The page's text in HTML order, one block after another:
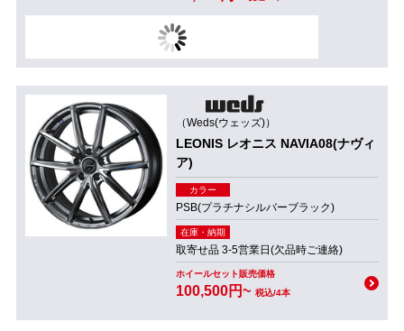
（Weds(ウェッズ)）
LEONIS レオニス NAVIA08(ナヴィ
ア)
カラー
PSB(プラチナシルバーブラック)
在庫・納期
取寄せ品 3-5営業日(欠品時ご連絡)
ホイールセット販売価格
100,500円~ 税込/4本